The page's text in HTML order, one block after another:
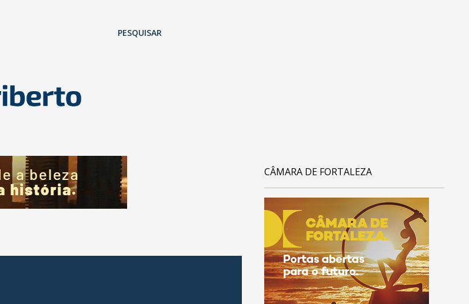
PESQUISAR
CÂMARA DE FORTALEZA